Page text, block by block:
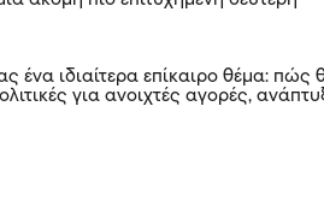
ένα ιδιαίτερα επίκαιρο θέμα: πώς
για ανοιχτές αγορές,